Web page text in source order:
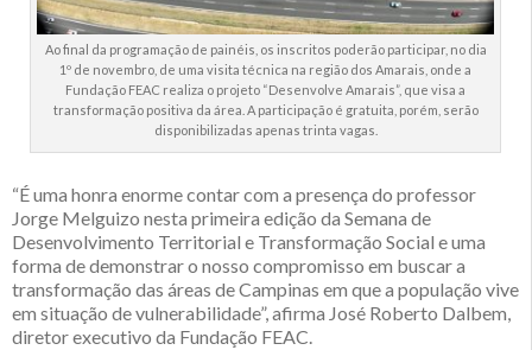
Ao final da programação de painéis, os inscritos poderão participar, no dia
1º de novembro, de uma visita técnica na região dos Amarais, onde a
Fundação FEAC realiza o projeto “Desenvolve Amarais”, que visa a
transformação positiva da área. A participação é gratuita, porém, serão
disponibilizadas apenas trinta vagas.
“É uma honra enorme contar com a presença do professor
Jorge Melguizo nesta primeira edição da Semana de
Desenvolvimento Territorial e Transformação Social e uma
forma de demonstrar o nosso compromisso em buscar a
transformação das áreas de Campinas em que a população vive
em situação de vulnerabilidade”, afirma José Roberto Dalbem,
diretor executivo da Fundação FEAC.